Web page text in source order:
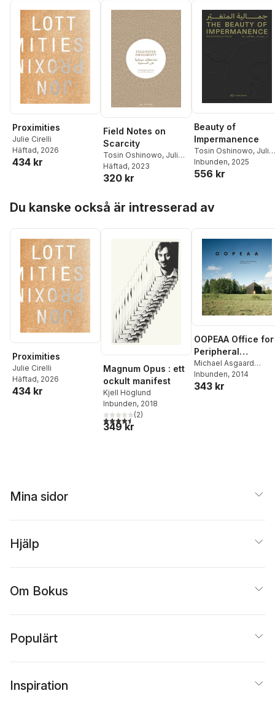
Proximities
Julie Cirelli
Häftad, 2026
434 kr
Field Notes on
Scarcity
Tosin Oshinowo, Julie
Cirelli
Häftad, 2023
320 kr
Beauty of
Impermanence
Tosin Oshinowo, Julie
Cirelli
Inbunden, 2025
556 kr
Du kanske också är intresserad av
Proximities
Julie Cirelli
Häftad, 2026
434 kr
Magnum Opus : ett
ockult manifest
Kjell Höglund
Inbunden, 2018
4,5utav 5 stjärnor. Totalt antal röster:
(2)
349 kr
OOPEAA Office for
Peripheral
Architecture
Michael Asgaard
Andersen,Julie Cirelli
Juulia Kauste
Inbunden, 2014
343 kr
Mina sidor
Hjälp
Om Bokus
Populärt
Inspiration